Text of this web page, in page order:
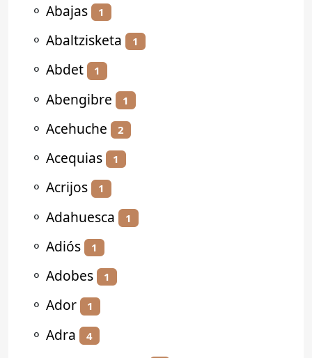
⚬ Abajas 1
⚬ Abaltzisketa 1
⚬ Abdet 1
⚬ Abengibre 1
⚬ Acehuche 2
⚬ Acequias 1
⚬ Acrijos 1
⚬ Adahuesca 1
⚬ Adiós 1
⚬ Adobes 1
⚬ Ador 1
⚬ Adra 4